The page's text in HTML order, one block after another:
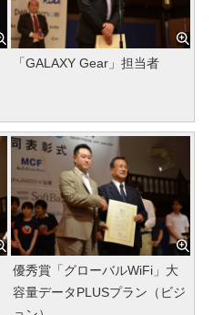
「GALAXY Gear」担当者
優秀賞「グローバルWiFi」大
容量データPLUSプラン（ビジ